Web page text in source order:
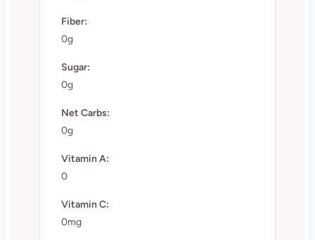
Fiber:
0g
Sugar:
0g
Net Carbs:
0g
Vitamin A:
0
Vitamin C:
0mg